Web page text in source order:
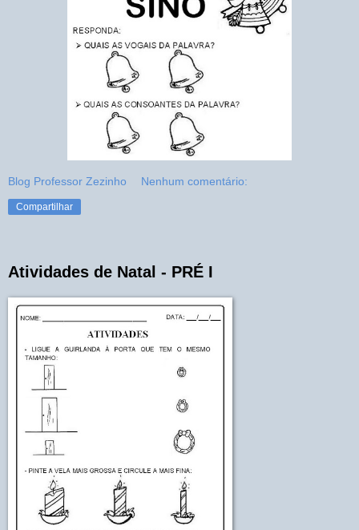
Blog Professor Zezinho Nenhum comentário:
Compartilhar
Atividades de Natal - PRÉ I